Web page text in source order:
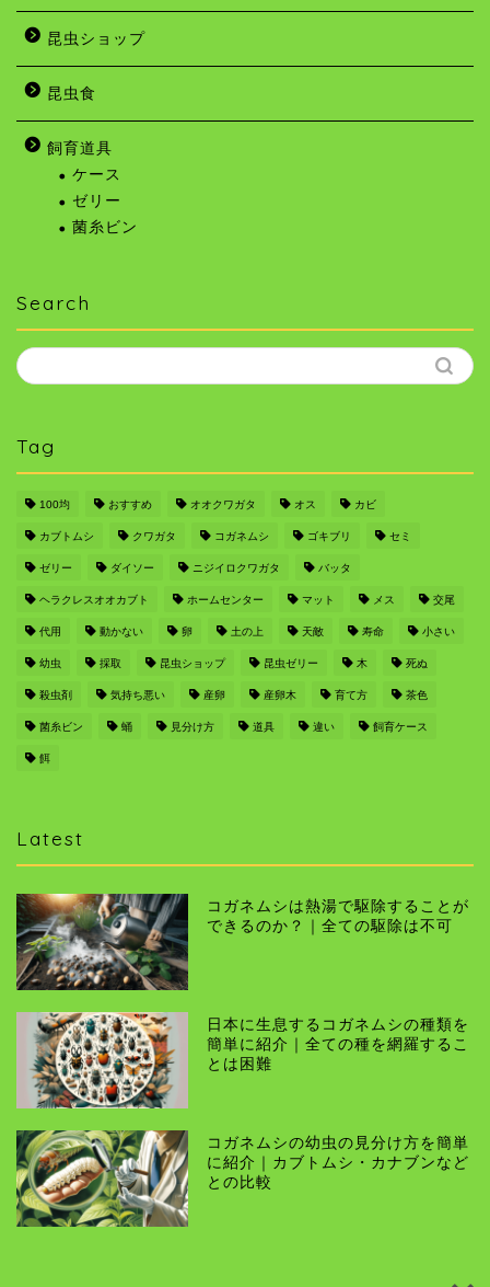
昆虫ショップ
昆虫食
飼育道具
ケース
ゼリー
菌糸ビン
Search
Tag
100均 おすすめ オオクワガタ オス カビ
カブトムシ クワガタ コガネムシ ゴキブリ セミ
ゼリー ダイソー ニジイロクワガタ バッタ
ヘラクレスオオカブト ホームセンター マット メス 交尾
代用 動かない 卵 土の上 天敵 寿命 小さい
幼虫 採取 昆虫ショップ 昆虫ゼリー 木 死ぬ
殺虫剤 気持ち悪い 産卵 産卵木 育て方 茶色
菌糸ビン 蛹 見分け方 道具 違い 飼育ケース
餌
Latest
コガネムシは熱湯で駆除することが
できるのか？｜全ての駆除は不可
日本に生息するコガネムシの種類を
簡単に紹介｜全ての種を網羅するこ
とは困難
コガネムシの幼虫の見分け方を簡単
に紹介｜カブトムシ・カナブンなど
との比較